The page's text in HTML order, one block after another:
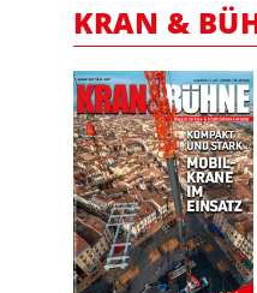
KRAN &